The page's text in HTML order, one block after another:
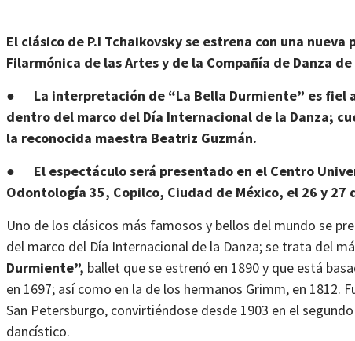
El clásico de P.I Tchaikovsky se estrena con una
Filarmónica de las Artes y de la Compañía de Danza
● La interpretación de “La Bella Durmiente” es fiel
dentro del marco del Día Internacional de la Danza;
la reconocida maestra Beatriz Guzmán.
● El espectáculo será presentado en el Centro
Odontología 35, Copilco, Ciudad de México, el 26 y 27
Uno de los clásicos más famosos y bellos del mundo se
del marco del Día Internacional de la Danza; se trata del
Durmiente”, ballet que se estrenó en 1890 y que está
en 1697; así como en la de los hermanos Grimm, en 1812.
San Petersburgo, convirtiéndose desde 1903 en el
dancístico.